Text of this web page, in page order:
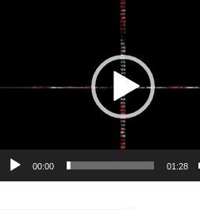
00:00 01:28